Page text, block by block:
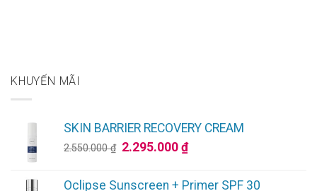
KHUYẾN MÃI
SKIN BARRIER RECOVERY CREAM
2.550.000₫ Giá
2.295.000₫Giá
tại
Oclipse Sunscreen + Primer SPF 30